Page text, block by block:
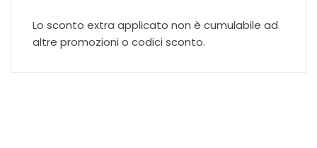
Lo sconto extra applicato non è cumulabile ad
altre promozioni o codici sconto.